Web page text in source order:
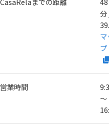
マ
プ
営業時間
～